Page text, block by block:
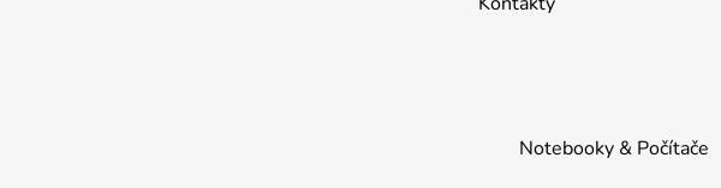
Notebooky & Počítače